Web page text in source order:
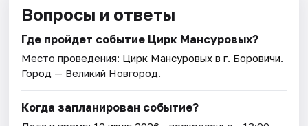
Вопросы и ответы
Где пройдет событие Цирк Мансуровых?
Место проведения: Цирк Мансуровых в г. Боровичи.
Город — Великий Новгород.
Когда запланирован событие?